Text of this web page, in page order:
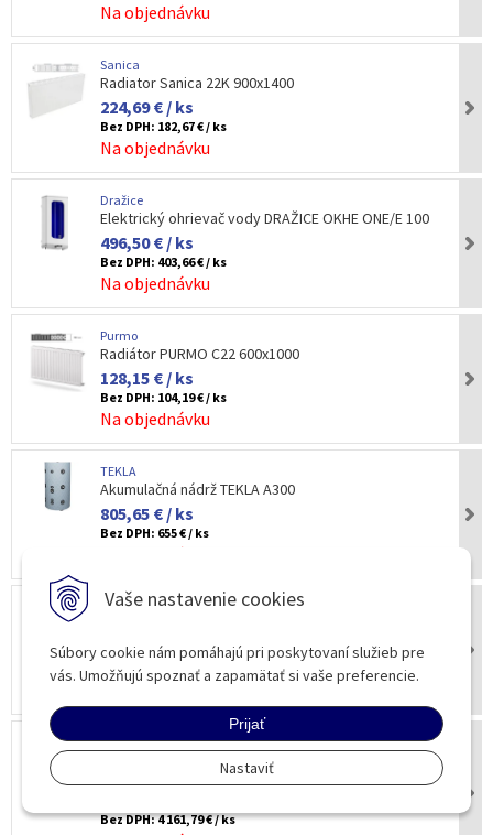
Vaše nastavenie cookies
Súbory cookie nám pomáhajú pri poskytovaní služieb pre
vás. Umožňujú spoznať a zapamätať si vaše preferencie.
Prijať
Nastaviť
Na objednávku
Sanica
Radiator Sanica 22K 900x1400
224,69 € / ks
Bez DPH: 182,67 € / ks
Na objednávku
Dražice
Elektrický ohrievač vody DRAŽICE OKHE ONE/E 100
496,50 € / ks
Bez DPH: 403,66 € / ks
Na objednávku
Purmo
Radiátor PURMO C22 600x1000
128,15 € / ks
Bez DPH: 104,19 € / ks
Na objednávku
TEKLA
Akumulačná nádrž TEKLA A300
805,65 € / ks
Bez DPH: 655 € / ks
Na objednávku
TEKLA
1 033,20 € / ks
Bez DPH: 840 € / ks
Na objednávku
TEKLA
Automatický peletový kotol Tekla Classico Bio Duo
Bez DPH:4 161,79 € / ks